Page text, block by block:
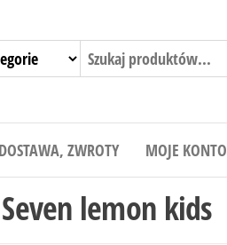
ZWROTY MOJE KONTO
lemon kids